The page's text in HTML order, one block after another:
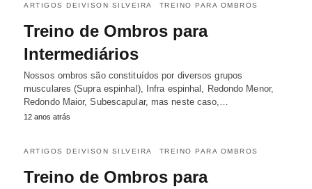
ARTIGOS DEIVISON SILVEIRA TREINO PARA OMBROS
Treino de Ombros para
Intermediários
Nossos ombros são constituídos por diversos grupos
musculares (Supra espinhal), Infra espinhal, Redondo Menor,
Redondo Maior, Subescapular, mas neste caso,…
12 anos atrás
ARTIGOS DEIVISON SILVEIRA TREINO PARA OMBROS
Treino de Ombros para